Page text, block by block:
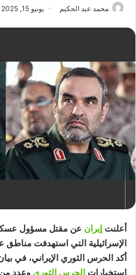
محمد عبد الحكيم يونيو 15, 2025
أعلنت إيران عن مقتل مسؤول
الإسرائيلية التي استهدفت مناطق
أكد الحرس الثوري الإيراني، في
استخبارات الحرس الثوري وعدد من